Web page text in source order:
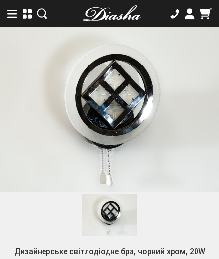
Дизайнерське світлодіодне бра, чорний хром, 20W